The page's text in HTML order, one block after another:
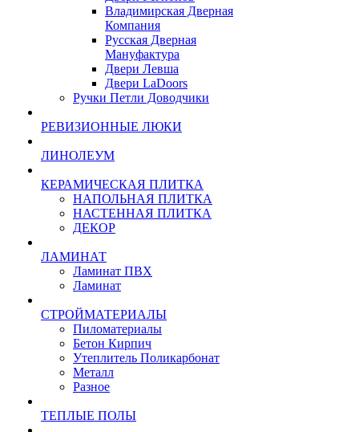
Владимирская Дверная
Компания
Русская Дверная
Мануфактура
Двери Левша
Двери LaDoors
Ручки Петли Доводчики
РЕВИЗИОННЫЕ ЛЮКИ
ЛИНОЛЕУМ
КЕРАМИЧЕСКАЯ ПЛИТКА
НАПОЛЬНАЯ ПЛИТКА
НАСТЕННАЯ ПЛИТКА
ДЕКОР
ЛАМИНАТ
Ламинат ПВХ
Ламинат
СТРОЙМАТЕРИАЛЫ
Пиломатериалы
Бетон Кирпич
Утеплитель Поликарбонат
Металл
Разное
ТЕПЛЫЕ ПОЛЫ